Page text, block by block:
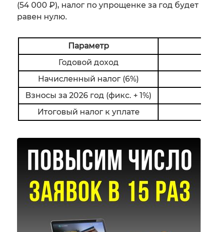
(54 000 ₽), налог по упрощенке за год будет
равен нулю.
Параметр
Годовой доход
Начисленный налог (6%)
Взносы за 2026 год (фикс. + 1%)
Итоговый налог к уплате